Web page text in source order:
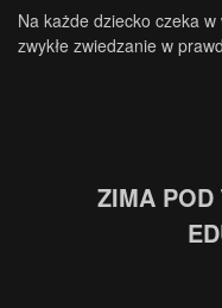
Na każde dziecko czeka
zwykłe zwiedzanie w
ZIMA POD